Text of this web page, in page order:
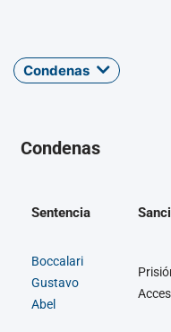
Condenas
Condenas
Sentencia
Boccalari
Gustavo
Abel